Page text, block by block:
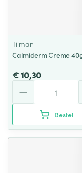
Tilman
Calmiderm Creme
€ 10,30
Bestel